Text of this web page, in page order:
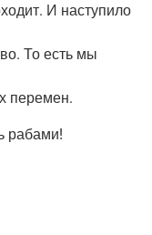
И насту­пи­ло
То есть мы
перемен.
рабами!